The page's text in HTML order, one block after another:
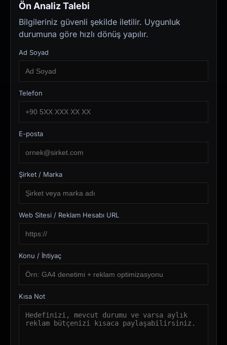
Ön Analiz Talebi
Bilgileriniz güvenli şekilde iletilir. Uygunluk
durumuna göre hızlı dönüş yapılır.
Ad Soyad
Telefon
E-posta
Şirket / Marka
Web Sitesi / Reklam Hesabı URL
Konu / İhtiyaç
Kısa Not